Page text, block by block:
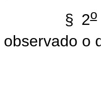
§ 2o
observado o